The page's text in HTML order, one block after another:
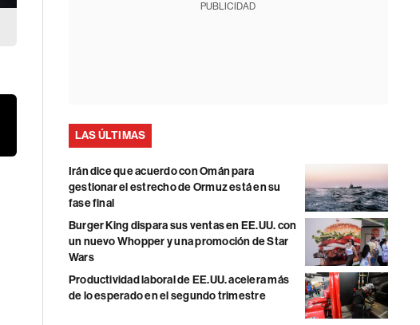
PUBLICIDAD
LAS ÚLTIMAS
Irán dice que acuerdo con Omán para
gestionar el estrecho de Ormuz está en su
fase final
Burger King dispara sus ventas en EE.UU. con
un nuevo Whopper y una promoción de Star
Wars
Productividad laboral de EE.UU. acelera más
de lo esperado en el segundo trimestre